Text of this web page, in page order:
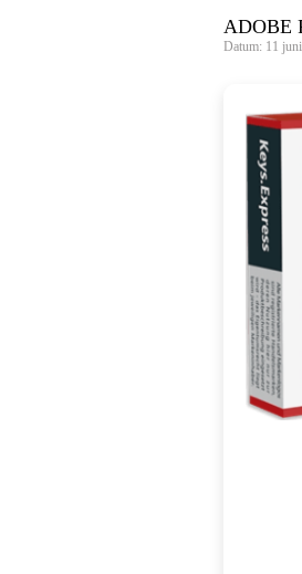
ADOBE
Datum: 11